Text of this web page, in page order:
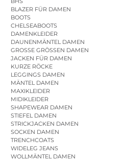
BLAZER FÜR DAMEN
BOOTS
CHELSEABOOTS
DAMENKLEIDER
DAUNENMÄNTEL DAMEN
GROSSE GRÖSSEN DAMEN
JACKEN FÜR DAMEN
KURZE RÖCKE
LEGGINGS DAMEN
MÄNTEL DAMEN
MAXIKLEIDER
MIDIKLEIDER
SHAPEWEAR DAMEN
STIEFEL DAMEN
STRICKJACKEN DAMEN
SOCKEN DAMEN
TRENCHCOATS
WIDELEG JEANS
WOLLMÄNTEL DAMEN